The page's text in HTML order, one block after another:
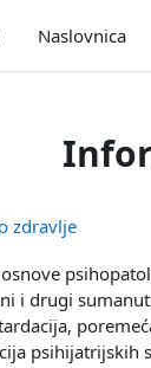
Naslovnica
zdravlje
i drugi